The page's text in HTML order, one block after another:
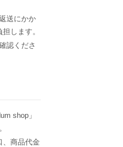
送にかか
します。
認くださ
shop」
、商品代金